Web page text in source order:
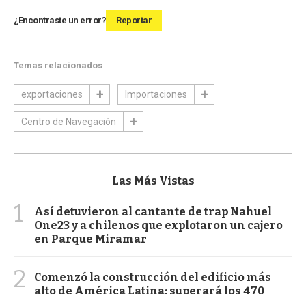
¿Encontraste un error? Reportar
Temas relacionados
exportaciones Importaciones
Centro de Navegación
Las Más Vistas
1
Así detuvieron al cantante de trap Nahuel
One23 y a chilenos que explotaron un cajero
en Parque Miramar
2
Comenzó la construcción del edificio más
alto de América Latina: superará los 470